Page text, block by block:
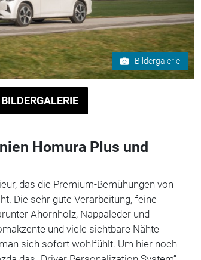
Bildergalerie
Homura Plus und
das die Premium-Bemühungen von
Die sehr gute Verarbeitung, feine
Ahornholz, Nappaleder und
und viele sichtbare Nähte
sich sofort wohlfühlt. Um hier noch